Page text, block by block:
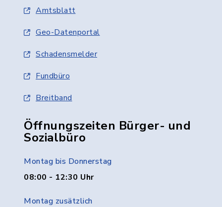
Amtsblatt
Geo-Datenportal
Schadensmelder
Fundbüro
Breitband
Öffnungszeiten Bürger- und
Sozialbüro
Montag bis Donnerstag
08:00 - 12:30 Uhr
Montag zusätzlich